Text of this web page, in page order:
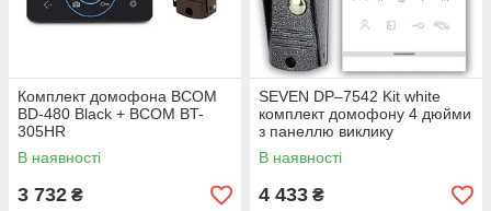
Комплект домофона BCOM
BD-480 Black + BCOM BT-
305HR
В наявності
3 732 ₴
SEVEN DP–7542 Kit white
комплект домофону 4 дюйми
з панеллю виклику
В наявності
4 433 ₴